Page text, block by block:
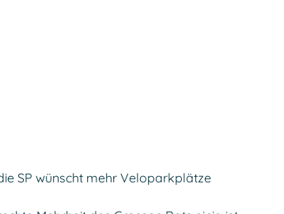
SP wünscht mehr Veloparkplätze